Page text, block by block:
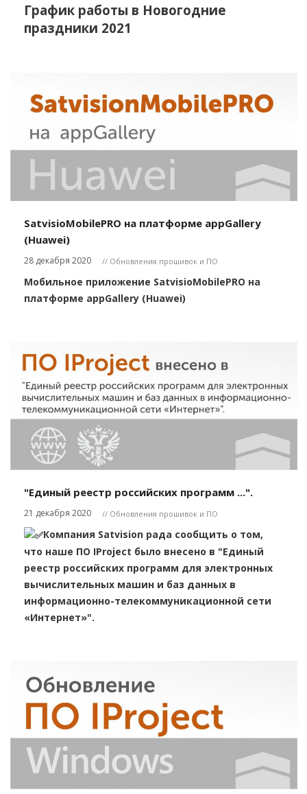
График работы в Новогодние
праздники 2021
SatvisioMobilePRO на платформе appGallery
(Huawei)
28 декабря 2020 // Обновления прошивок и ПО
Мобильное приложение SatvisioMobilePRO на
платформе appGallery (Huawei)
"Единый реестр российских программ ...".
21 декабря 2020 // Обновления прошивок и ПО
Компания Satvision рада сообщить о том,
что наше ПО IProject было внесено в "Единый
реестр российских программ для электронных
вычислительных машин и баз данных в
информационно-телекоммуникационной сети
«Интернет»".